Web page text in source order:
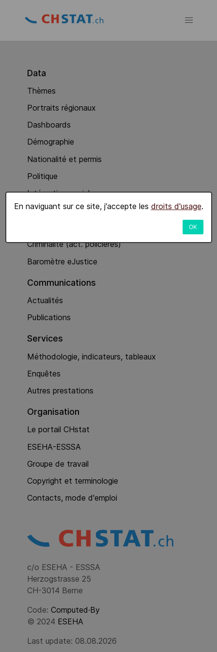
En naviguant sur ce site, j'accepte les droits d'usage.
OK
Data
Thèmes
Portraits régionaux
Dashboards
Démographie
Nationalité et permis
Politique
Intégration sociale
Economie
Criminalité (act. policières)
Baromètre eJustice
Communications
Actualités
Publications
Services
Méthodologie, indicateurs, tableaux
Enquêtes
Autres prestations
Organisation
Le portail CHstat
ESEHA-ESSSA
Groupe de travail
Copyright et terminologie
Contacts, mode d'emploi
c/o ESEHA - ESSSA
Herzogstrasse 25
CH-3014 Berne
Code: Computed·By
© 2024 ESEHA
Last update: 08.08.2026